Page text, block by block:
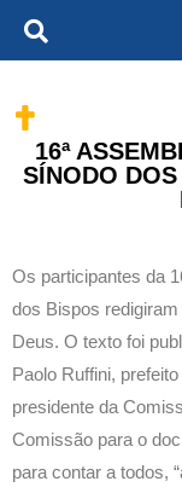
16ª
SÍNODO
Os participantes da
dos Bispos
Deus. O texto foi
Paolo Ruffini,
presidente da
Comissão para o
para contar a todos,